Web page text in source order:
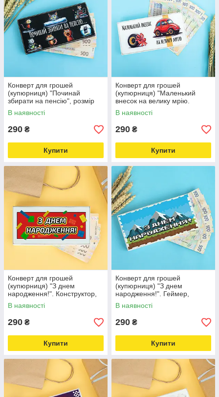
Конверт для грошей
(купюрниця) "Починай
збирати на пенсію", розмір
20х10х2,5 см
В наявності
290 ₴
Купити
Конверт для грошей
(купюрниця) "Маленький
внесок на велику мрію.
Машина", розмір 20х10х2,5
см
В наявності
290 ₴
Купити
Конверт для грошей
(купюрниця) "З днем
народження!". Конструктор,
розмір 20х10х2,5 см
В наявності
290 ₴
Купити
Конверт для грошей
(купюрниця) "З днем
народження!". Геймер,
розмір 20х10х2,5 см
В наявності
290 ₴
Купити